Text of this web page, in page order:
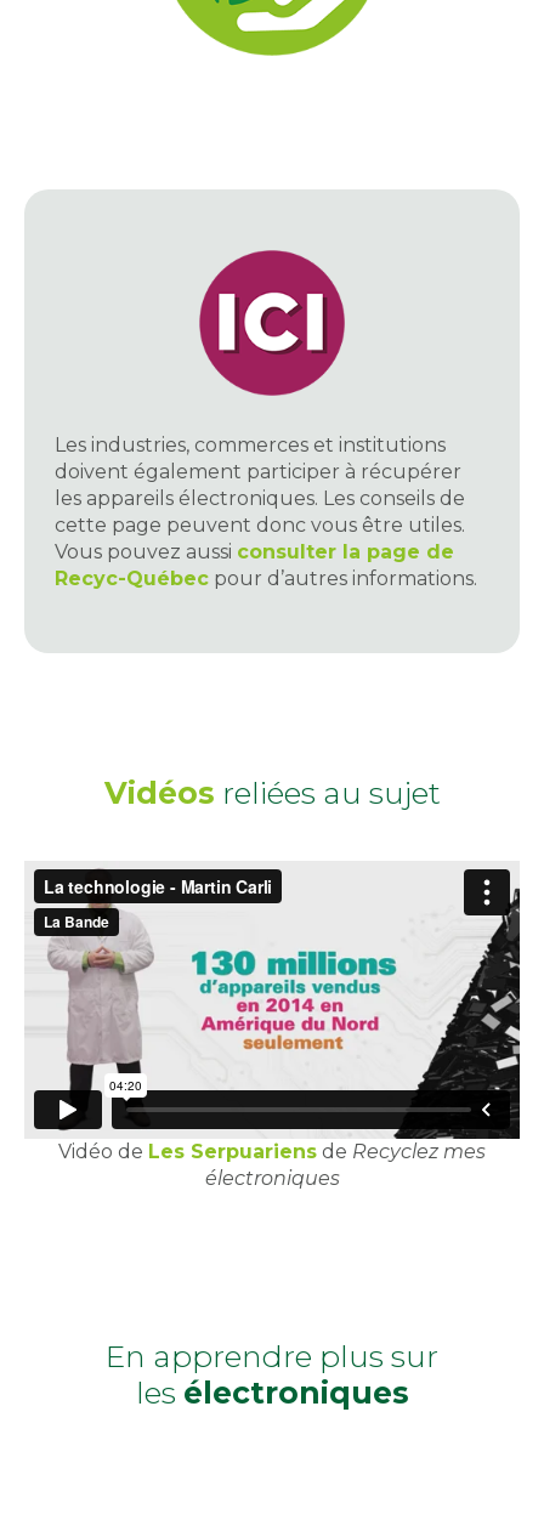
Les industries, commerces et institutions
doivent également participer à récupérer
les appareils électroniques. Les conseils de
cette page peuvent donc vous être utiles.
Vous pouvez aussi consulter la page de
Recyc-Québec pour d’autres informations.
Vidéos reliées au sujet
Vidéo de Les Serpuariens de Recyclez mes
électroniques
En apprendre plus sur
les électroniques